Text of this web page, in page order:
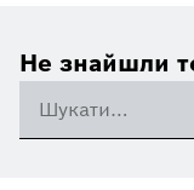
Не знайшли